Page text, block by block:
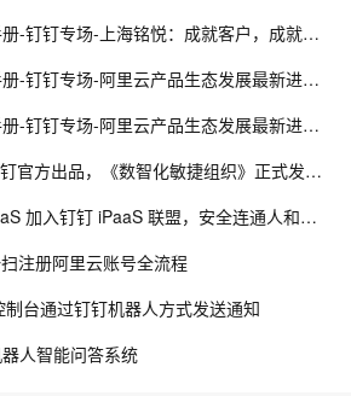
阿里云创新生态合作手册-钉钉专场-上海铭悦：成就客户，成就自己，成就美好明天（下）
阿里云创新生态合作手册-钉钉专场-阿里云产品生态发展最新进展和未来计划（上）
阿里云创新生态合作手册-钉钉专场-阿里云产品生态发展最新进展和未来计划（下）
重磅发布 | 阿里云与钉钉官方出品，《数智化敏捷组织》正式发行！
云钉一体：阿里云 IDaaS 加入钉钉 iPaaS 联盟，安全连通人和应用
注册阿里云账号全流程
台通过钉钉机器人方式发送通知
人智能问答系统